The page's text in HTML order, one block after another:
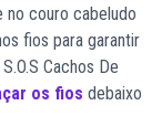
no couro cabeludo
fios para garantir
Cachos De
os fios debaixo